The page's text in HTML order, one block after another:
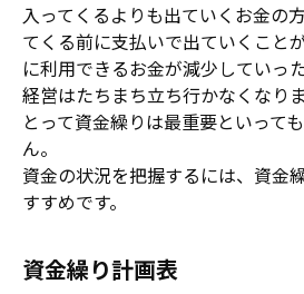
入ってくるよりも出ていくお金の
てくる前に支払いで出ていくこと
に利用できるお金が減少していっ
経営はたちまち立ち行かなくなり
とって資金繰りは最重要といって
ん。
資金の状況を把握するには、資金
すすめです。
資金繰り計画表